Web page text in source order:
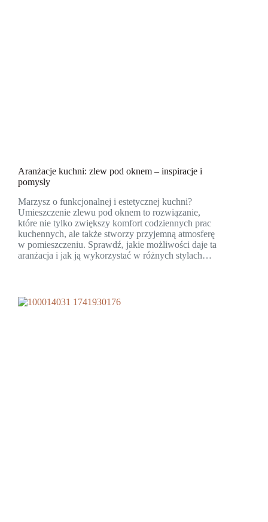
Aranżacje kuchni: zlew pod oknem – inspiracje i
pomysły
Marzysz o funkcjonalnej i estetycznej kuchni?
Umieszczenie zlewu pod oknem to rozwiązanie,
które nie tylko zwiększy komfort codziennych prac
kuchennych, ale także stworzy przyjemną atmosferę
w pomieszczeniu. Sprawdź, jakie możliwości daje ta
aranżacja i jak ją wykorzystać w różnych stylach…